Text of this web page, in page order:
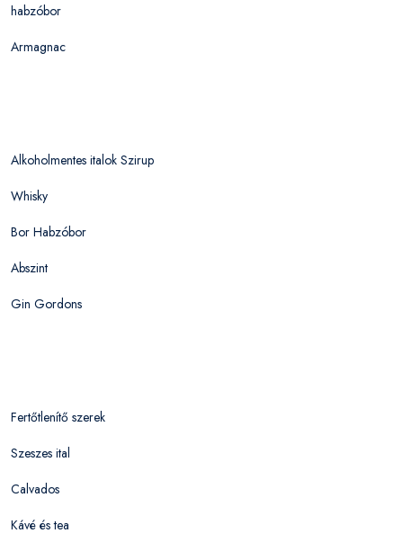
habzóbor
Armagnac
Alkoholmentes italok Szirup
Whisky
Bor Habzóbor
Abszint
Gin Gordons
Fertőtlenítő szerek
Szeszes ital
Calvados
Kávé és tea